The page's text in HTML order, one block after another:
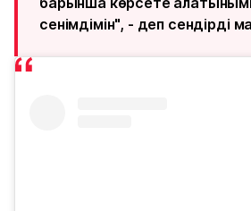
сенімдімін", - деп сендірді